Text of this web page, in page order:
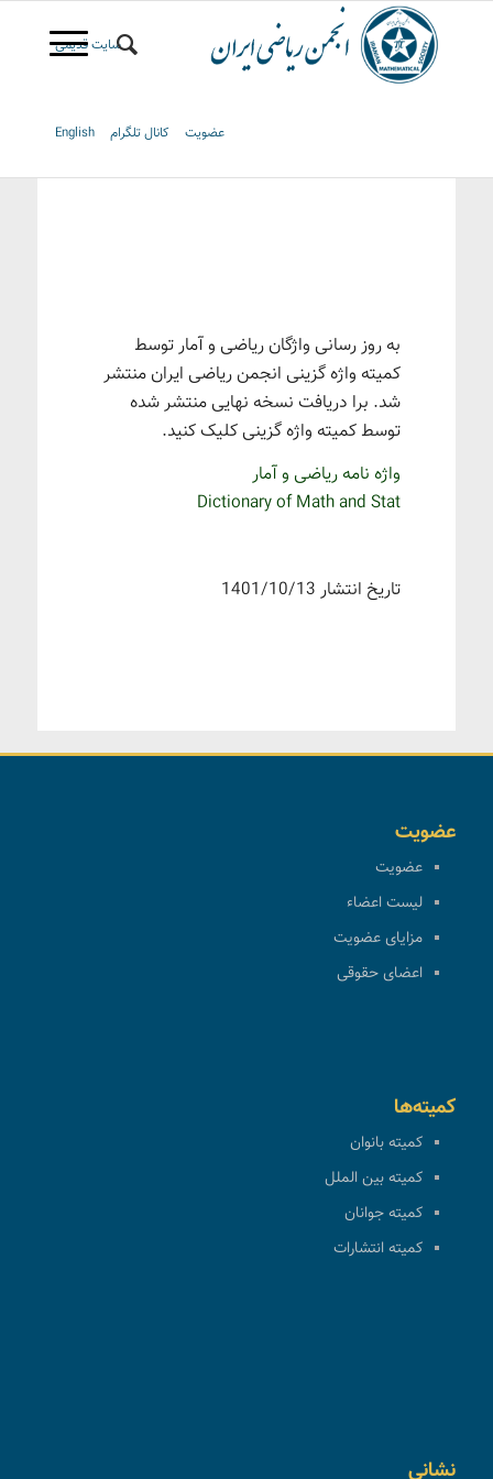
سایت قدیمی
عضویت کانال تلگرام English
به روز رسانی واژگان ریاضی و آمار توسط
کمیته واژه گزینی انجمن ریاضی ایران منتشر
شد. برا دریافت نسخه نهایی منتشر شده
توسط کمیته واژه گزینی کلیک کنید.
واژه نامه ریاضی و آمار
Dictionary of Math and Stat
تاریخ انتشار 1401/10/13
عضویت
عضویت
لیست اعضاء
مزایای عضویت
اعضای حقوقی
کمیته‌ها
کمیته بانوان
کمیته بین الملل
کمیته جوانان
کمیته انتشارات
نشانی